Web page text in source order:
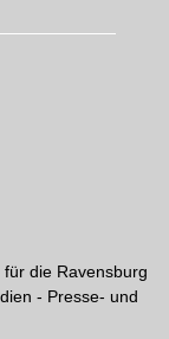
die Ravensburg
- Presse- und